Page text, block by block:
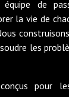
de
la vie de
les
pour